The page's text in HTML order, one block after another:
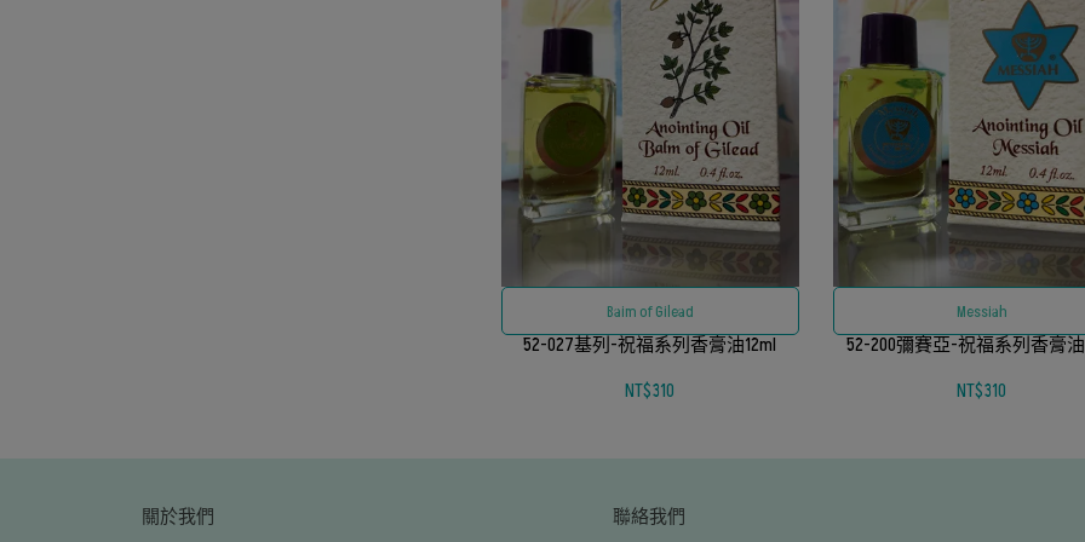
Baim of Gilead
52-027基列-祝福系列香膏油12ml
NT$310
Messiah
52-200彌賽亞-祝福系列香膏油
NT$310
關於我們 聯絡我們